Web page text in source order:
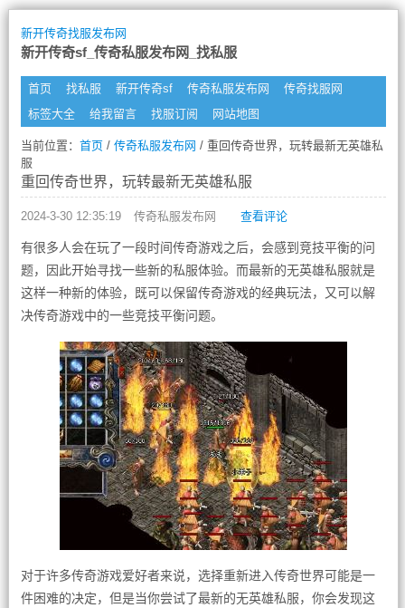
新开传奇找服发布网
新开传奇sf_传奇私服发布网_找私服
首页 找私服 新开传奇sf 传奇私服发布网
传奇找服网
标签大全
给我留言 找服订阅 网站地图
当前位置： 首页/ 传奇私服发布网 / 重回传奇世界，玩转最新无英雄私
服
重回传奇世界，玩转最新无英雄私服
2024-3-30 12:35:19 传奇私服发布网 查看评论
有很多人会在玩了一段时间传奇游戏之后，会感到竞技平衡的问
题，因此开始寻找一些新的私服体验。而最新的无英雄私服就是
这样一种新的体验，既可以保留传奇游戏的经典玩法，又可以解
决传奇游戏中的一些竞技平衡问题。
对于许多传奇游戏爱好者来说，选择重新进入传奇世界可能是一
件困难的决定，但是当你尝试了最新的无英雄私服，你会发现这